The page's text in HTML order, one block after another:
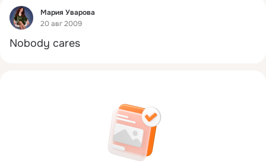
Фид
Мария Уварова
20 авг 2009
Nobody cares